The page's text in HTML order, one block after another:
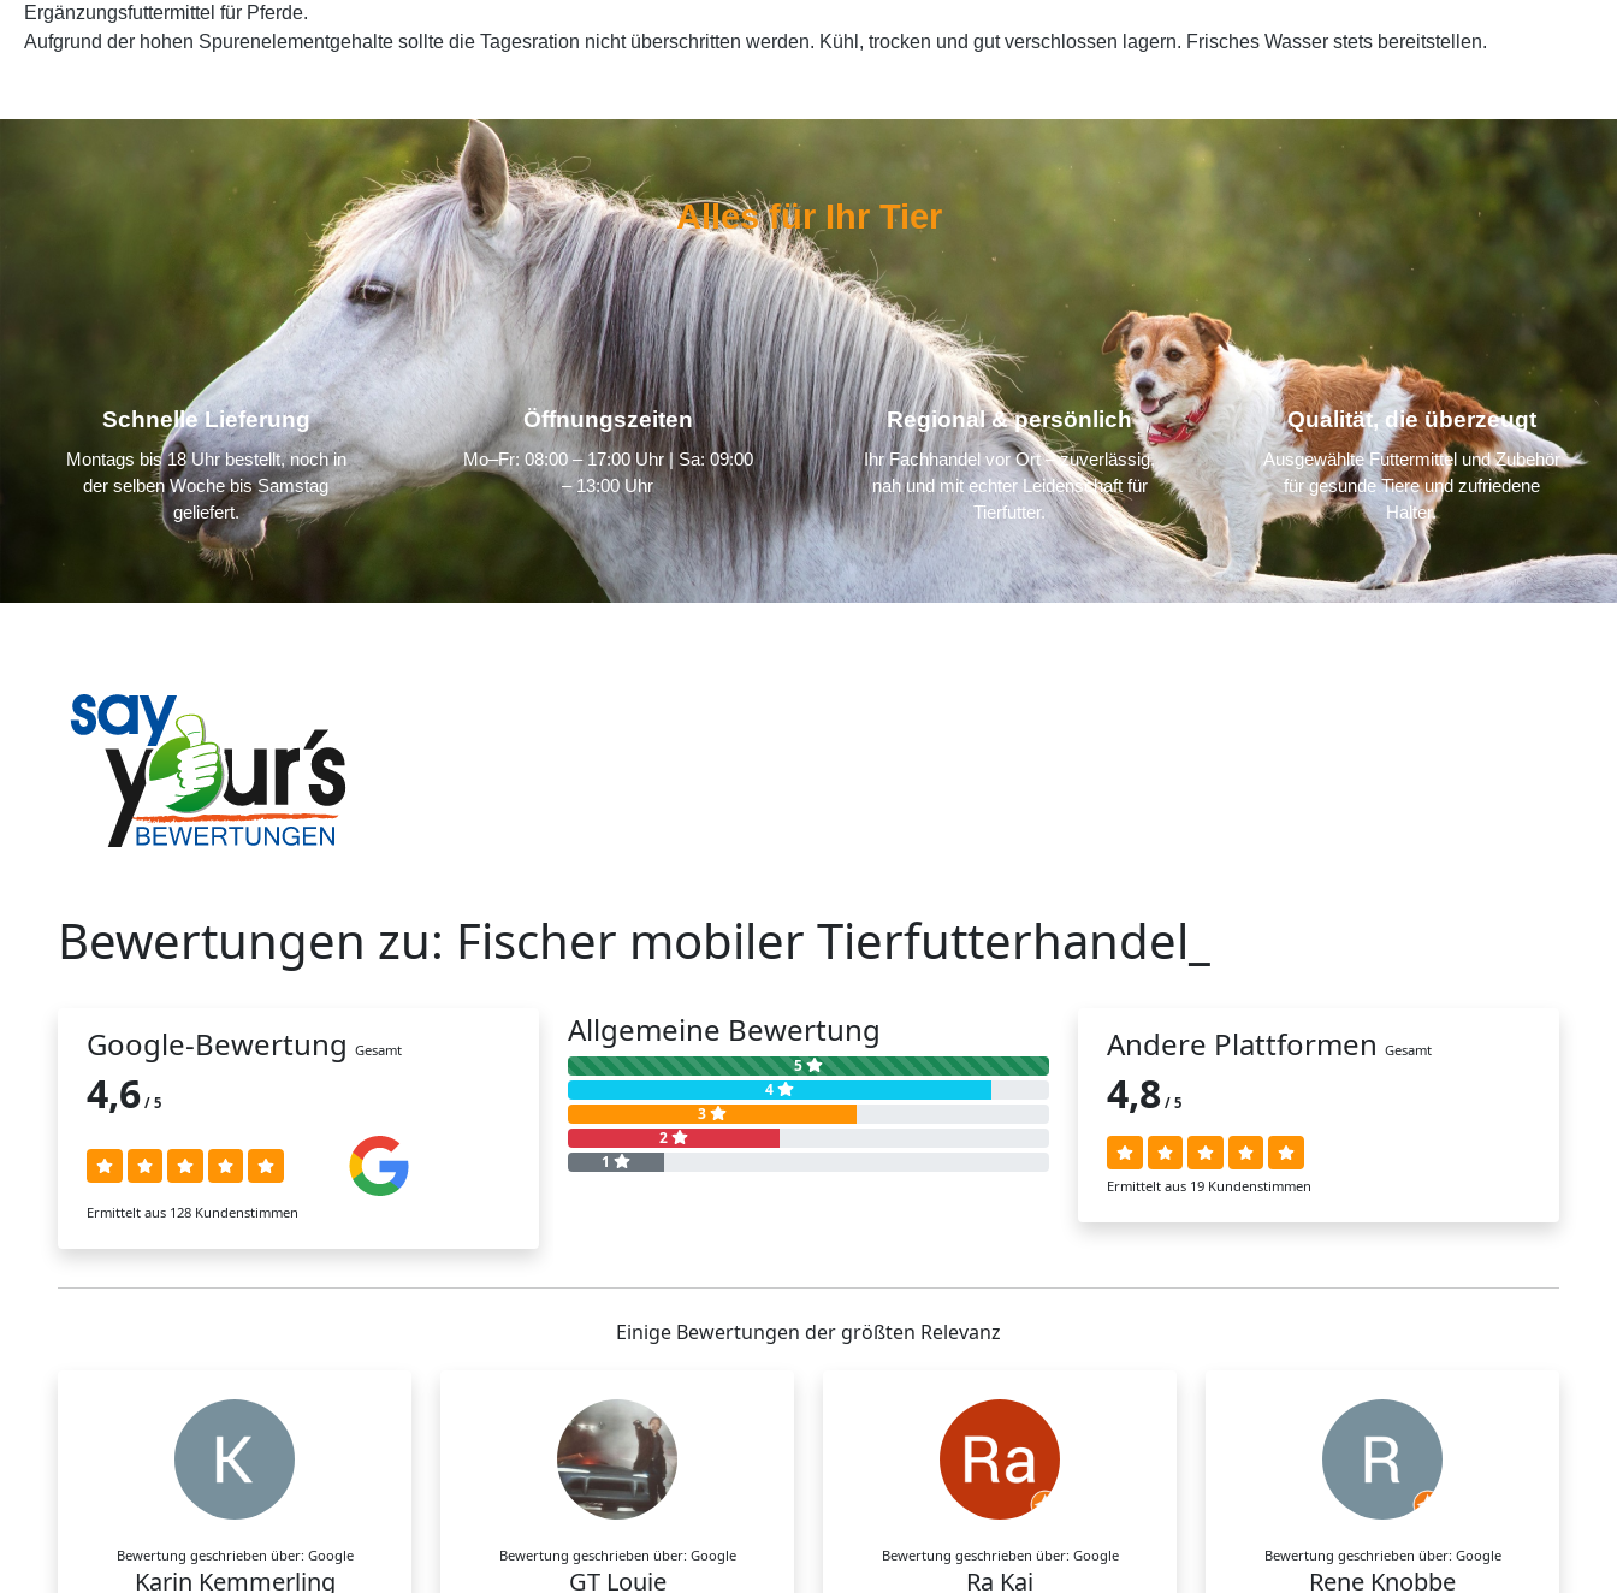
Ergänzungsfuttermittel für Pferde.
Aufgrund der hohen Spurenelementgehalte sollte die Tagesration nicht überschritten werden. Kühl, trocken und gut verschlossen lagern. Frisches Wasser stets bereitstellen.
Alles für Ihr Tier
Schnelle Lieferung
Montags bis 18 Uhr bestellt, noch in
der selben Woche bis Samstag
geliefert.
Öffnungszeiten
Mo–Fr: 08:00 – 17:00 Uhr | Sa: 09:00
– 13:00 Uhr
Regional & persönlich
Ihr Fachhandel vor Ort – zuverlässig,
nah und mit echter Leidenschaft für
Tierfutter.
Qualität, die überzeugt
Ausgewählte Futtermittel und Zubehör
für gesunde Tiere und zufriedene
Halter.